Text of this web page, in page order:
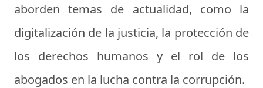
aborden temas de actualidad, como la
digitalización de la justicia, la protección de
los derechos humanos y el rol de los
abogados en la lucha contra la corrupción.